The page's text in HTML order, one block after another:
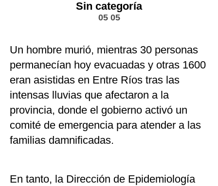
Sin categoría
05 05
Un hombre murió, mientras 30 personas
permanecían hoy evacuadas y otras 1600
eran asistidas en Entre Ríos tras las
intensas lluvias que afectaron a la
provincia, donde el gobierno activó un
comité de emergencia para atender a las
familias damnificadas.
En tanto, la Dirección de Epidemiología